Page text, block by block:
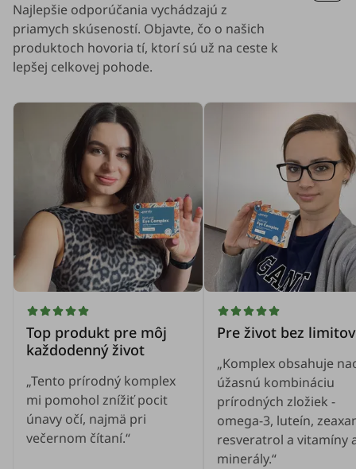
Najlepšie odporúčania vychádzajú z
priamych skúseností. Objavte, čo o našich
produktoch hovoria tí, ktorí sú už na ceste k
lepšej celkovej pohode.
Top produkt pre môj
každodenný život
„Tento prírodný komplex
mi pomohol znížiť pocit
únavy očí, najmä pri
večernom čítaní.“
Pre život bez limitov
„Komplex obsahuje
úžasnú kombináciu
prírodných zložiek -
omega-3, luteín,
resveratrol a vitamíny
minerály.“